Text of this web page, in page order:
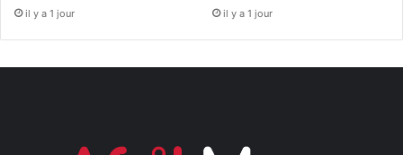
il y a 1 jour il y a 1 jour